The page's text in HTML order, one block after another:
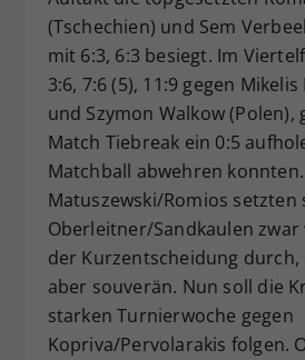
(Tschechien) und Sem
mit 6:3, 6:3 besiegt. Im
3:6, 7:6 (5), 11:9 gegen
und Szymon Walkow (Polen),
Match Tiebreak ein 0:5
Matchball abwehren
Matuszewski/Romios setzten
Oberleitner/Sandkaulen
der Kurzentscheidung
aber souverän. Nun soll die
starken Turnierwoche gegen
Kopriva/Pervolarakis folgen.